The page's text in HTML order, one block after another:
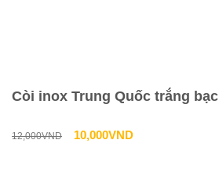
Còi inox Trung Quốc trắng bạc
12,000VND
Giá
10,000VNDGiá